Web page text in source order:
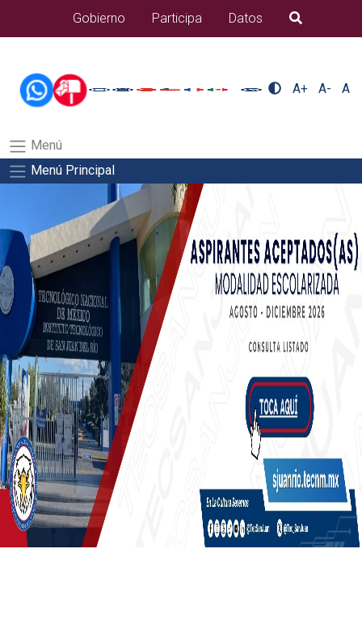
alumnos/pdfSalida del comando:
Gobierno Participa Datos B�squeda
A+ A- A
Menú
Menú Principal